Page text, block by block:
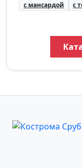
с мансардой
с